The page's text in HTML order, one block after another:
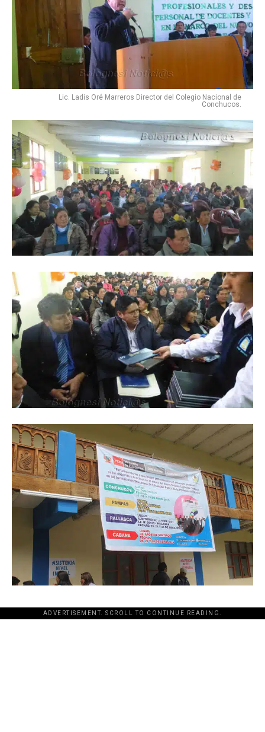
Lic. Ladis Oré Marreros Director del Colegio Nacional de
Conchucos.
ADVERTISEMENT. SCROLL TO CONTINUE READING.